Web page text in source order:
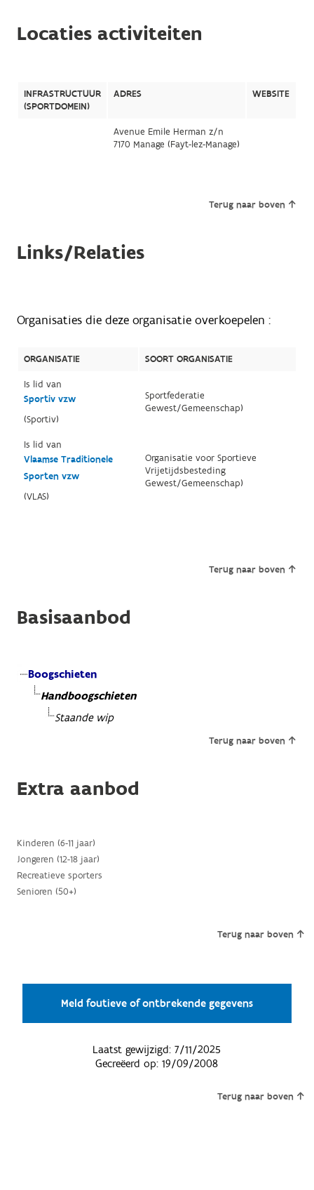
Locaties activiteiten
INFRASTRUCTUUR
(SPORTDOMEIN)
ADRES WEBSITE
Avenue Emile Herman z/n
7170 Manage (Fayt-lez-Manage)
Terug naar boven
Links/Relaties
Organisaties die deze organisatie overkoepelen :
ORGANISATIE
SOORT ORGANISATIE
Is lid van
Sportiv vzw
(Sportiv)
Sportfederatie
Gewest/Gemeenschap)
Is lid van
Vlaamse Traditionele
Sporten vzw
(VLAS)
Organisatie voor Sportieve
Vrijetijdsbesteding
Gewest/Gemeenschap)
Terug naar boven
Basisaanbod
Boogschieten
Handboogschieten
Staande wip
Terug naar boven
Extra aanbod
Kinderen (6-11 jaar)
Jongeren (12-18 jaar)
Recreatieve sporters
Senioren (50+)
Terug naar boven
Meld foutieve of ontbrekende gegevens
Laatst gewijzigd:7/11/2025
Gecreëerd op:19/09/2008
Terug naar boven